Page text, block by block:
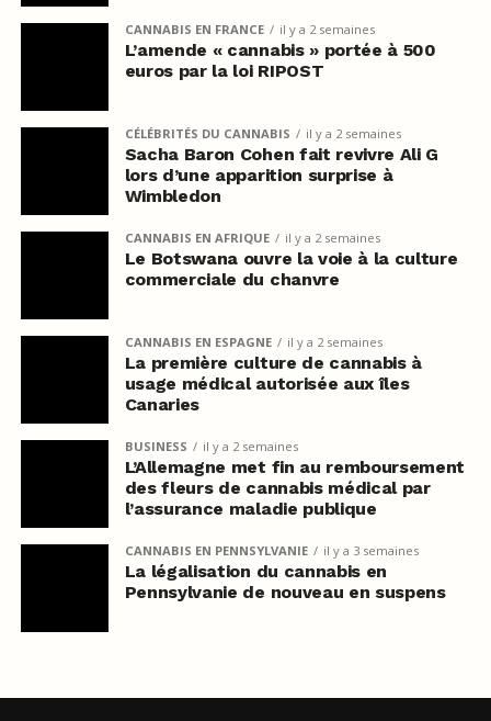
CANNABIS EN FRANCE il y a 2 semaines
L’amende « cannabis » portée à 500
euros par la loi RIPOST
CÉLÉBRITÉS DU CANNABIS il y a 2 semaines
Sacha Baron Cohen fait revivre Ali G
lors d’une apparition surprise à
Wimbledon
CANNABIS EN AFRIQUE il y a 2 semaines
Le Botswana ouvre la voie à la culture
commerciale du chanvre
CANNABIS EN ESPAGNE il y a 2 semaines
La première culture de cannabis à
usage médical autorisée aux îles
Canaries
BUSINESS il y a 2 semaines
L’Allemagne met fin au remboursement
des fleurs de cannabis médical par
l’assurance maladie publique
CANNABIS EN PENNSYLVANIE il y a 3 semaines
La légalisation du cannabis en
Pennsylvanie de nouveau en suspens